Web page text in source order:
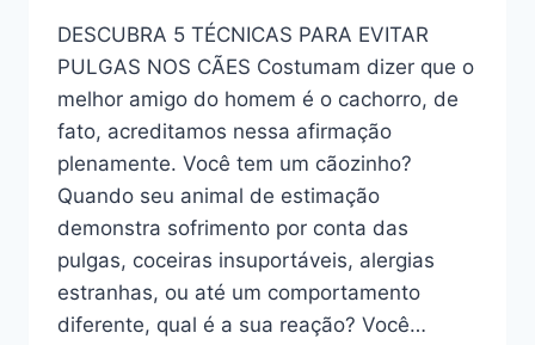
DESCUBRA 5 TÉCNICAS PARA EVITAR
PULGAS NOS CÃES Costumam dizer que o
melhor amigo do homem é o cachorro, de
fato, acreditamos nessa afirmação
plenamente. Você tem um cãozinho?
Quando seu animal de estimação
demonstra sofrimento por conta das
pulgas, coceiras insuportáveis, alergias
estranhas, ou até um comportamento
diferente, qual é a sua reação? Você…